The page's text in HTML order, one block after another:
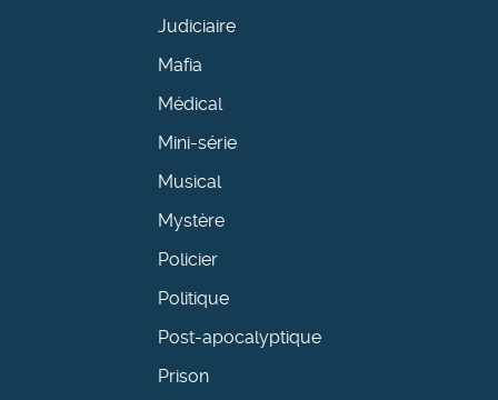
Judiciaire
Mafia
Médical
Mini-série
Musical
Mystère
Policier
Politique
Post-apocalyptique
Prison